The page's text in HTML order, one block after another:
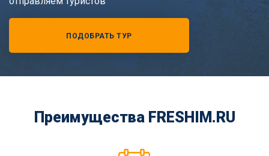
ПОДОБРАТЬ ТУР
Преимущества FRESHIM.RU